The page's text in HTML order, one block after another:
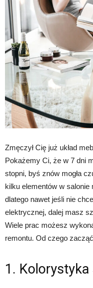
Zmęczył Cię już układ
Pokażemy Ci, że w 7 dni
stopni, byś znów mogła
kilku elementów w salonie
dlatego nawet jeśli nie
elektrycznej, dalej masz
Wiele prac możesz
remontu. Od czego
1. Kolorystyka